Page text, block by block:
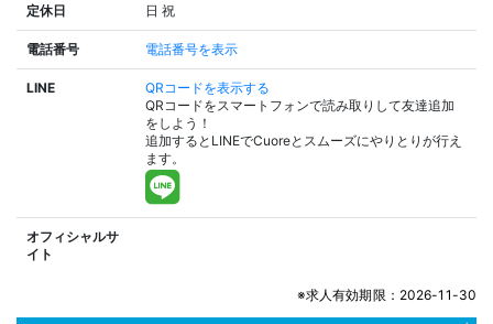
定休日 日 祝
電話番号 電話番号を表示
LINE
QRコードを表示する
QRコードをスマートフォンで読み取りして友達追加
をしよう！
追加するとLINEでCuoreとスムーズにやりとりが行え
ます。
オフィシャルサ
イト
※求人有効期限：2026-11-30